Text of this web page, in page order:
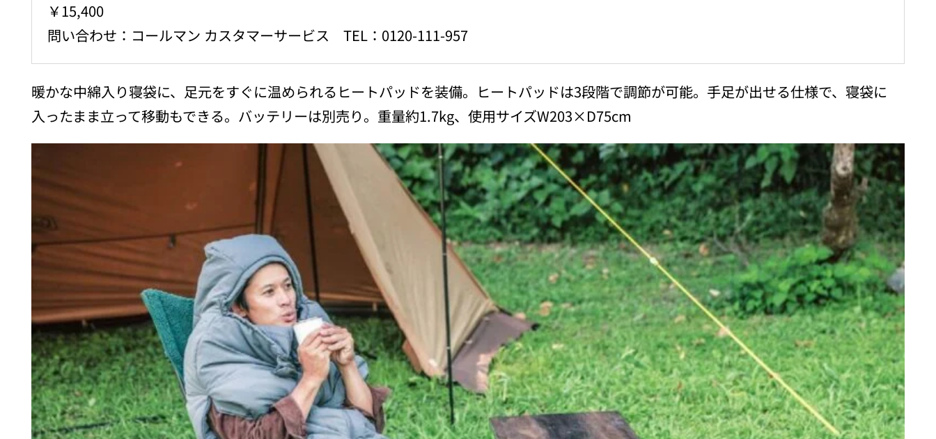
￥15,400
問い合わせ：コールマン カスタマーサービス TEL：0120-111-957
暖かな中綿入り寝袋に、足元をすぐに温められるヒートパッドを装備。ヒートパッドは3段階で調節が可能。手足が出せる仕様で、寝袋に
入ったまま立って移動もできる。バッテリーは別売り。重量約1.7kg、使用サイズW203×D75cm